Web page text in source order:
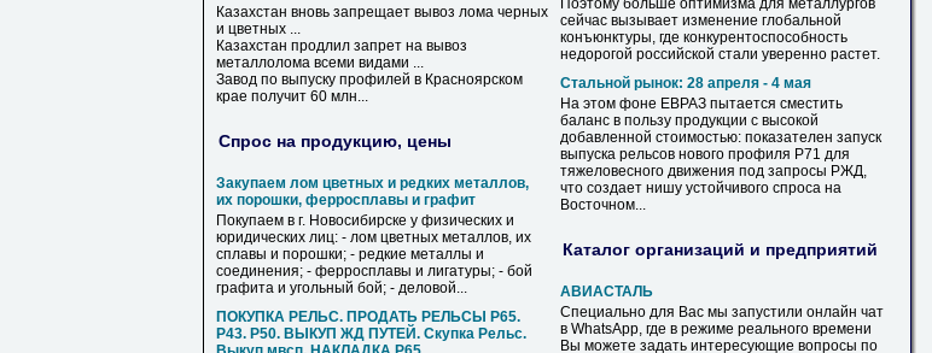
Казахстан вновь запрещает вывоз лома черных
и цветных ...
Казахстан продлил запрет на вывоз
металлолома всеми видами ...
Завод по выпуску профилей в Красноярском
крае получит 60 млн...
Спрос на продукцию, цены
Закупаем лом цветных и редких металлов,
их порошки, ферросплавы и графит
Покупаем в г. Новосибирске у физических и
юридических лиц: - лом цветных металлов, их
сплавы и порошки; - редкие металлы и
соединения; - ферросплавы и лигатуры; - бой
графита и угольный бой; - деловой...
ПОКУПКА РЕЛЬС. ПРОДАТЬ РЕЛЬСЫ Р65.
Р43. Р50. ВЫКУП ЖД ПУТЕЙ. Скупка Рельс.
Поэтому больше оптимизма для металлургов
сейчас вызывает изменение глобальной
конъюнктуры, где конкурентоспособность
недорогой российской стали уверенно растет.
Стальной рынок: 28 апреля - 4 мая
На этом фоне ЕВРАЗ пытается сместить
баланс в пользу продукции с высокой
добавленной стоимостью: показателен запуск
выпуска рельсов нового профиля Р71 для
тяжеловесного движения под запросы РЖД,
что создает нишу устойчивого спроса на
Восточном...
Каталог организаций и предприятий
АВИАСТАЛЬ
Специально для Вас мы запустили онлайн чат
в WhatsApp, где в режиме реального времени
Вы можете задать интересующие вопросы по